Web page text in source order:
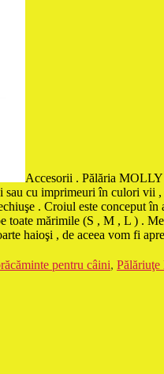
Accesorii . Pălăria
cu imprimeuri în culori vii
. Croiul este conceput
toate mărimile (S , M , L ) .
haioşi , de aceea vom fi
pentru câini,